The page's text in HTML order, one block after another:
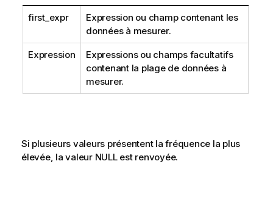
first_expr
Expression ou champ contenant les
données à mesurer.
Expression
Expressions ou champs facultatifs
contenant la plage de données à
mesurer.
Si plusieurs valeurs présentent la fréquence la plus
élevée, la valeur NULLest renvoyée.